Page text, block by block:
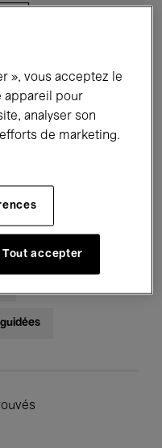
Performances
Music
», vous acceptez le
appareil pour
analyser son
de marketing.
Tout accepter